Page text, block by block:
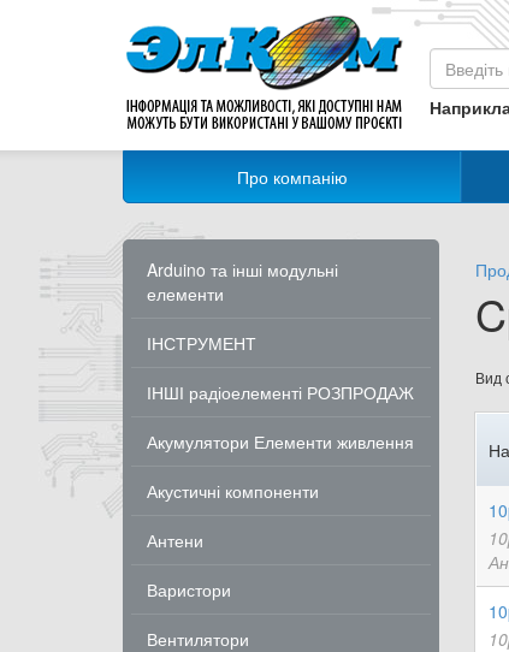
Про компанію
Arduino та інші модульні
елементи
ІНСТРУМЕНТ
ІНШІ радіоелементі РОЗПРОДАЖ
Акумулятори Елементи живлення
Акустичні компоненти
Антени
Варистори
Вентилятори
Вид